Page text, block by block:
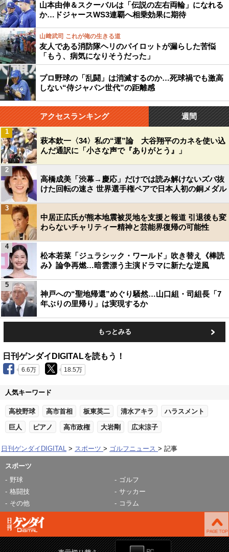
山本由伸＆スクーバルは「伝説の左右両輪」になれる
か…ドジャースWS3連覇へ相乗効果に期待
山﨑武司 これが俺の生きる道
友人である消防隊ヘリのパイロットが漏らした苦悩
「もう、病気になりそうだった」
プロ野球の「乱闘」は消滅するのか…死球禍でも激高
しない“侍ジャパン世代”の距離感
アクセスランキング 週間
萩本欽一〈34〉私の“運”論 大谷翔平のカネを使い込
んだ通訳に「小さな声で『ありがとう』」
1
高橋成美「渋幕→慶応」だけでは読み解けないズバ抜
けた回転の速さ 世界選手権ペアで日本人初の銅メダル
2
中居正広氏が熊本地震被災地を支援と報道 引退後も変
わらないチャリティー精神と芸能界復帰の可能性
3
松本若菜「ジュラシック・ワールド」吹き替え《棒読
み》論争再燃…暗雲漂う主演ドラマに新たな逆風
4
神戸への“聖地帰還”めぐり騒然…山口組・司組長「7
年ぶりの里帰り」は実現するか
5
もっとみる
日刊ゲンダイDIGITALを読もう！
6.6万 18.5万
人気キーワード
高校野球 高市首相 板東英二 清水アキラ ハラスメント
巨人 ピアノ 高市政権 大岩剛 広末涼子
日刊ゲンダイDIGITAL スポーツ ゴルフニュース 記事
スポーツ
野球
ゴルフ
格闘技
サッカー
その他
コラム